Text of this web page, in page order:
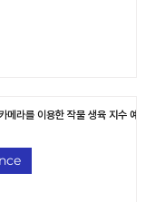
메라를 이용한 작물 생육 지수 예